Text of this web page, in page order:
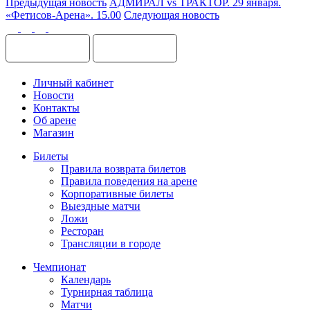
«Фетисов-Арена». 15.00 Следующая новость
Личный кабинет
Новости
Контакты
Об арене
Магазин
Билеты
Правила возврата билетов
Правила поведения на арене
Корпоративные билеты
Выездные матчи
Ложи
Ресторан
Трансляции в городе
Чемпионат
Календарь
Турнирная таблица
Матчи